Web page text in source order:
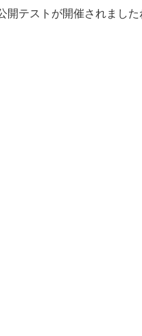
開テストが開催されまし